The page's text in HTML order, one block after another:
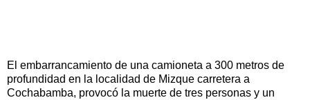
El embarrancamiento de una camioneta a 300 metros de
profundidad en la localidad de Mizque carretera a
Cochabamba, provocó la muerte de tres personas y un